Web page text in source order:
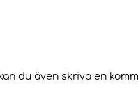
du även skriva en